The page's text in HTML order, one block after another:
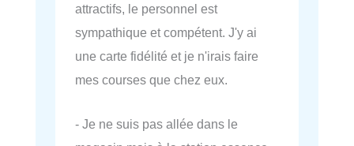
attractifs, le personnel est
sympathique et compétent. J'y ai
une carte fidélité et je n'irais faire
mes courses que chez eux.
- Je ne suis pas allée dans le